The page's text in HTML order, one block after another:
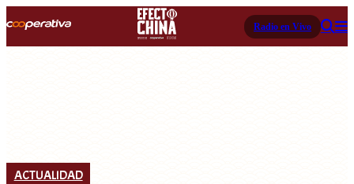
Radio en Vivo
ACTUALIDAD